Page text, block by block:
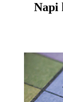
Napi